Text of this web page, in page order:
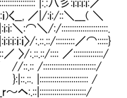
|:.:八彡:i:i:i:i:／
|/:i:/::＼___( ＼ ／
::::::::::::::::::::::. |
ｉ〉/:.::.::/:::::::::／
〉/:.::.::/:::: ／
/:::::::::::::::::::::::::/ |
/ ＼＿＿＿
／【コメン